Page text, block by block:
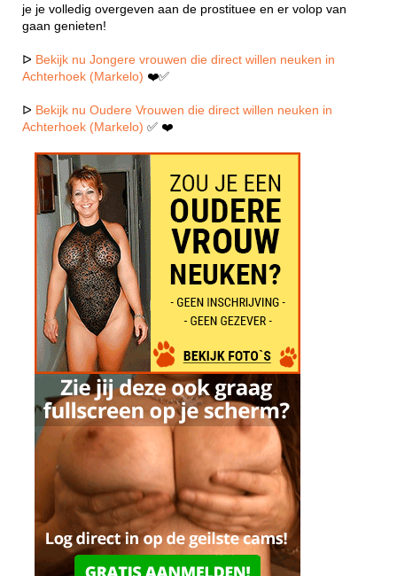
je je volledig overgeven aan de prostituee en er volop van
gaan genieten!
ᐅ Bekijk nu Jongere vrouwen die direct willen neuken in
Achterhoek (Markelo) ❤️✅
ᐅ Bekijk nu Oudere Vrouwen die direct willen neuken in
Achterhoek (Markelo) ✅ ❤️